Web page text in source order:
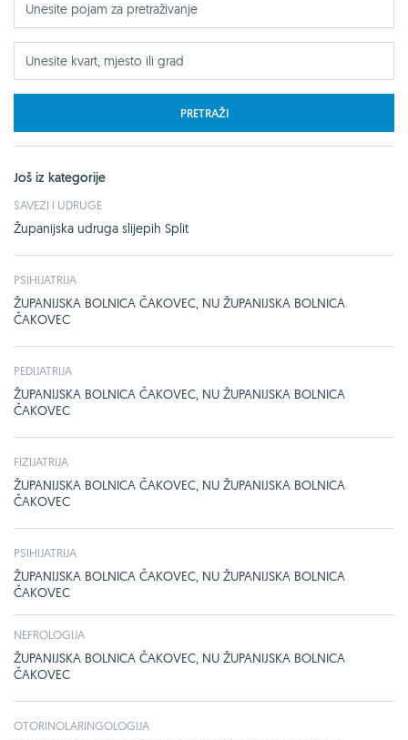
PRETRAŽI
Još iz kategorije
SAVEZI I UDRUGE
Županijska udruga slijepih Split
PSIHIJATRIJA
ŽUPANIJSKA BOLNICA ČAKOVEC, NU ŽUPANIJSKA BOLNICA
ČAKOVEC
PEDIJATRIJA
ŽUPANIJSKA BOLNICA ČAKOVEC, NU ŽUPANIJSKA BOLNICA
ČAKOVEC
FIZIJATRIJA
ŽUPANIJSKA BOLNICA ČAKOVEC, NU ŽUPANIJSKA BOLNICA
ČAKOVEC
PSIHIJATRIJA
ŽUPANIJSKA BOLNICA ČAKOVEC, NU ŽUPANIJSKA BOLNICA
ČAKOVEC
NEFROLOGIJA
ŽUPANIJSKA BOLNICA ČAKOVEC, NU ŽUPANIJSKA BOLNICA
ČAKOVEC
OTORINOLARINGOLOGIJA